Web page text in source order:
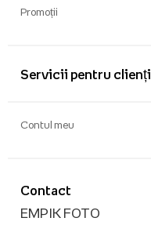
Promoții
Servicii pentru clienți
Contact
EMPIK FOTO
Contul meu